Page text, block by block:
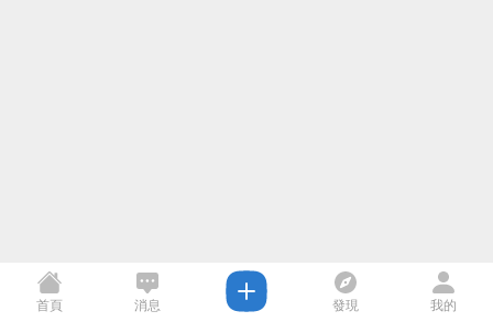
首頁 消息 發現 我的